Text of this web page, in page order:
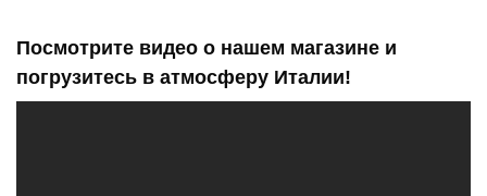
Посмотрите видео о нашем магазине и
погрузитесь в атмосферу Италии!